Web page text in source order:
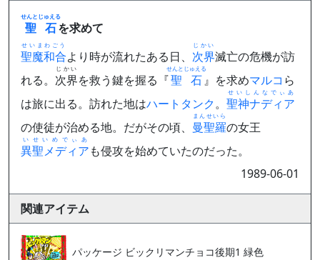
聖石
せんとじゅえる
を求めて
聖魔和合
せいまわごう
より時が流れたある日、 次界
じかい
滅亡の危機が訪
れる。 次界
じかい
を救う鍵を握る『聖石
せんとじゅえる
』を求めマルコ ら
は旅に出る。訪れた地はハートタンク。 聖神ナディア
せいしんなでぃあ
の使徒が治める地。だがその頃、 曼聖羅
まんせいら
の女王
異聖メディア
いせいめでぃあ
も侵攻を始めていたのだった。
1989-06-01
関連アイテム
パッケージ ビックリマンチョコ後期1 緑色